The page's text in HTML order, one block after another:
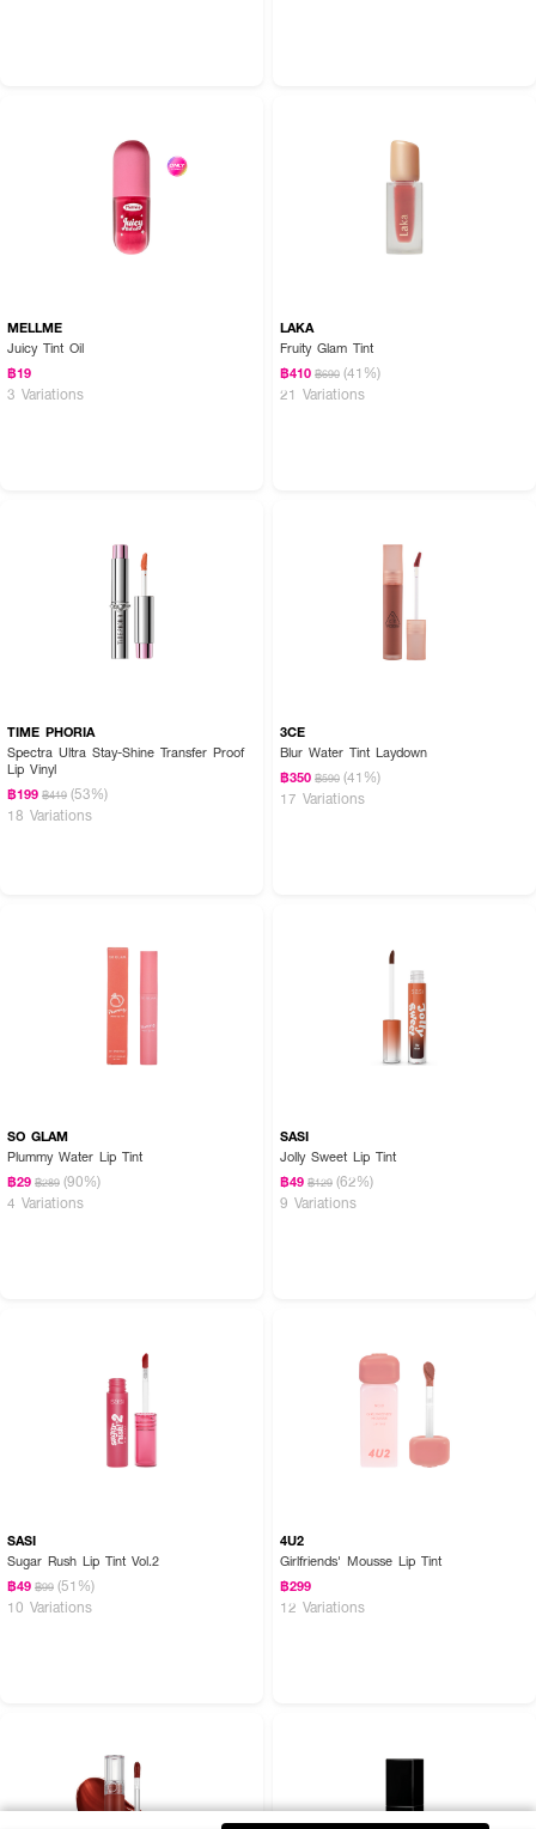
4. Grapy Way : สีเบอร์รี่ใบ้อันเงียบสงบ
5. Dim Mauve : สีม่วงอ่อนเข้มจางลง
6. Deepen Moor : สีน้ำตาลอมส้มคลาสสิกที่ปิดเสียง
ทาในปริมาณปานกลางแล้วเกลี่ยลงบนริมฝีปากโดยทาเป็นชั้นบาง ๆ ให้เท่ากัน
MELLME
Juicy Tint Oil
฿19
3 Variations
LAKA
Fruity Glam Tint
฿410 ฿690 (41%)
21 Variations
TIME PHORIA
Spectra Ultra Stay-Shine Transfer Proof
Lip Vinyl
฿199 ฿419 (53%)
18 Variations
3CE
Blur Water Tint Laydown
฿350 ฿590 (41%)
17 Variations
SO GLAM
Plummy Water Lip Tint
฿29 ฿289 (90%)
4 Variations
SASI
Jolly Sweet Lip Tint
฿49 ฿129 (62%)
9 Variations
SASI
Sugar Rush Lip Tint Vol.2
฿49 ฿99 (51%)
10 Variations
4U2
Girlfriends' Mousse Lip Tint
฿299
12 Variations